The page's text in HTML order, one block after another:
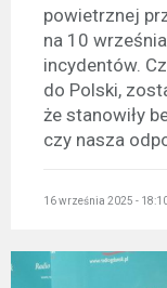
powietrznej
na 10
incydentów.
do Polski,
że stanowiły
czy nasza
16 września 2025 -